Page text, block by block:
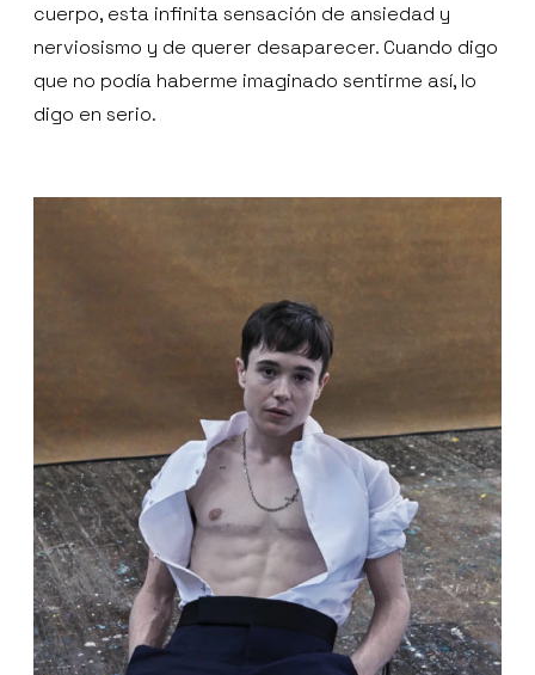
cuerpo, esta infinita sensación de ansiedad y
nerviosismo y de querer desaparecer. Cuando digo
que no podía haberme imaginado sentirme así, lo
digo en serio.